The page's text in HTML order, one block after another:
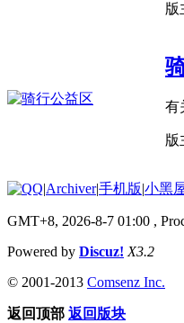
版
有
版
|Archiver|手机版|小黑
GMT+8, 2026-8-7 01:00 ,
Powered by Discuz! X3.2
© 2001-2013 Comsenz Inc.
返回顶部 返回版块